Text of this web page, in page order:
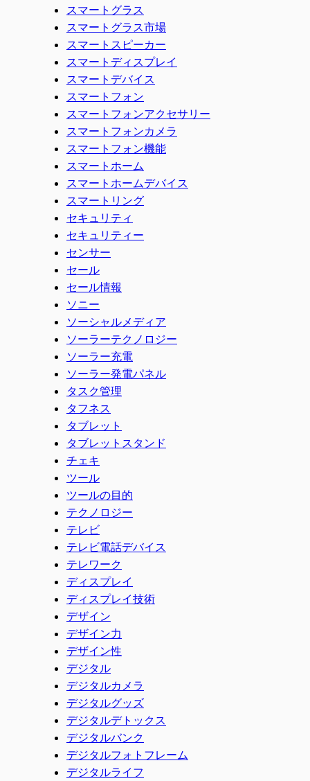
スマートグラス
スマートグラス市場
スマートスピーカー
スマートディスプレイ
スマートデバイス
スマートフォン
スマートフォンアクセサリー
スマートフォンカメラ
スマートフォン機能
スマートホーム
スマートホームデバイス
スマートリング
セキュリティ
セキュリティー
センサー
セール
セール情報
ソニー
ソーシャルメディア
ソーラーテクノロジー
ソーラー充電
ソーラー発電パネル
タスク管理
タフネス
タブレット
タブレットスタンド
チェキ
ツール
ツールの目的
テクノロジー
テレビ
テレビ電話デバイス
テレワーク
ディスプレイ
ディスプレイ技術
デザイン
デザイン力
デザイン性
デジタル
デジタルカメラ
デジタルグッズ
デジタルデトックス
デジタルバンク
デジタルフォトフレーム
デジタルライフ